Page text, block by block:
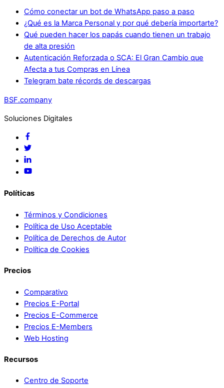
Cómo conectar un bot de WhatsApp paso a paso
¿Qué es la Marca Personal y por qué debería importarte?
Qué pueden hacer los papás cuando tienen un trabajo
de alta presión
Autenticación Reforzada o SCA: El Gran Cambio que
Afecta a tus Compras en Línea
Telegram bate récords de descargas
BSF.company
Soluciones Digitales
Políticas
Términos y Condiciones
Política de Uso Aceptable
Política de Derechos de Autor
Política de Cookies
Precios
Comparativo
Precios E-Portal
Precios E-Commerce
Precios E-Members
Web Hosting
Recursos
Centro de Soporte